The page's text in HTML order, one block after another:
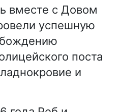
вместе с Довом
успешную
поста
и